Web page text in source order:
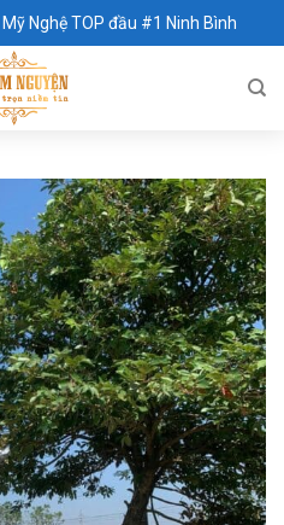
Nghệ TOP đầu #1 Ninh Bình